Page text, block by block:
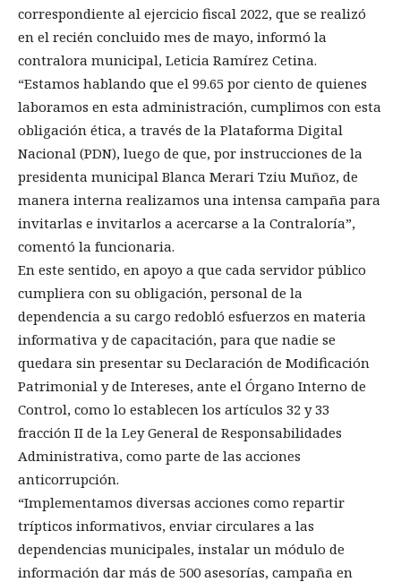
correspondiente al ejercicio fiscal 2022, que se realizó
en el recién concluido mes de mayo, informó la
contralora municipal, Leticia Ramírez Cetina.
“Estamos hablando que el 99.65 por ciento de quienes
laboramos en esta administración, cumplimos con esta
obligación ética, a través de la Plataforma Digital
Nacional (PDN), luego de que, por instrucciones de la
presidenta municipal Blanca Merari Tziu Muñoz, de
manera interna realizamos una intensa campaña para
invitarlas e invitarlos a acercarse a la Contraloría”,
comentó la funcionaria.
En este sentido, en apoyo a que cada servidor público
cumpliera con su obligación, personal de la
dependencia a su cargo redobló esfuerzos en materia
informativa y de capacitación, para que nadie se
quedara sin presentar su Declaración de Modificación
Patrimonial y de Intereses, ante el Órgano Interno de
Control, como lo establecen los artículos 32 y 33
fracción II de la Ley General de Responsabilidades
Administrativa, como parte de las acciones
anticorrupción.
“Implementamos diversas acciones como repartir
trípticos informativos, enviar circulares a las
dependencias municipales, instalar un módulo de
información dar más de 500 asesorías, campaña en